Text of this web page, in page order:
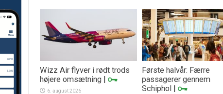
Wizz Air flyver i rødt trods
højere omsætning |
6. august 2026
Første halvår: Færre
passagerer gennem
Schiphol |